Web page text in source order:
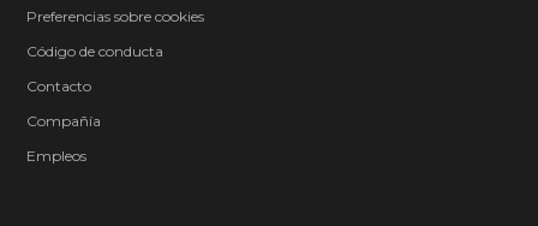
Preferencias sobre cookies
Código de conducta
Contacto
Compañía
Empleos